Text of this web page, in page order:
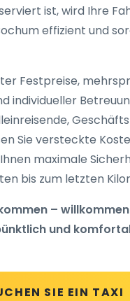
SIE EIN TAXI
ist, wird Ihre
effizient und
Festpreise,
individueller
Sie versteckte
maximale
bis zum letzten
–
und